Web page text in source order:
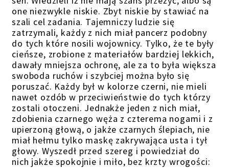
one niezwykle niskie. Zbyt niskie by stawiać na
szali cel zadania. Tajemniczy ludzie się
zatrzymali, każdy z nich miał pancerz podobny
do tych które nosili wojownicy. Tylko, że te były
cieńsze, zrobione z materiałów bardziej lekkich,
dawały mniejsza ochronę, ale za to była większa
swoboda ruchów i szybciej można było się
poruszać. Każdy był w kolorze czerni, nie mieli
nawet ozdób w przeciwieństwie do tych którzy
zostali otoczeni. Jednakże jeden z nich miał,
zdobienia czarnego węża z czterema nogami i z
upierzoną głową, o jakże czarnych ślepiach, nie
miał hełmu tylko maskę zakrywająca usta i tył
głowy. Wyszedł przed szereg i powiedział do
nich jakże spokojnie i miło, bez krzty wrogości: